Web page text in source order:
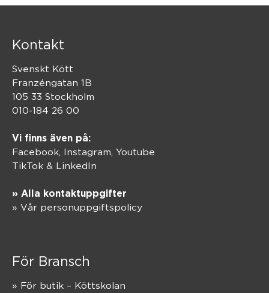
Kontakt
Svenskt Kött
Franzéngatan 1B
105 33 Stockholm
010-184 26 00
Vi finns även på:
Facebook, Instagram Youtube
TikTok & LinkedIn
» Alla kontaktuppgifter
» Vår personuppgiftspolicy
För Bransch
» För butik – Köttskolan